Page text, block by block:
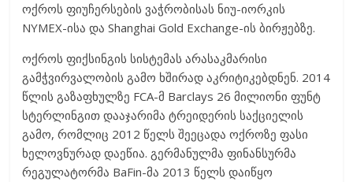
ოქროს ფიუჩერსების ვაჭრობისას ნიუ-იორკის
NYMEX-ისა და Shanghai Gold Exchange-ის ბირჟებზე.
ოქროს ფიქსინგის სისტემას არასაკმარისი
გამჭვირვალობის გამო ხშირად აკრიტიკებდნენ. 2014
წლის გაზაფხულზე FCA-მ Barclays 26 მილიონი ფუნტ
სტერლინგით დააჯარიმა ტრეიდერის საქციელის
გამო, რომლიც 2012 წელს შეეცადა ოქროზე ფასი
ხელოვნურად დაეწია. გერმანულმა ფინანსურმა
რეგულატორმა BaFin-მა 2013 წელს დაიწყო